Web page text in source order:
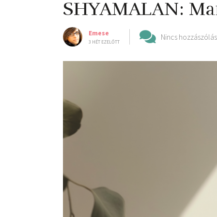
SHYAMALAN:
Emese
3 HÉT EZELŐTT
Nincs hozzászólás